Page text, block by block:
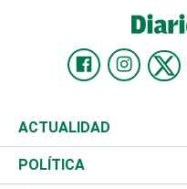
ACTUALIDAD
Nacional
POLÍTICA